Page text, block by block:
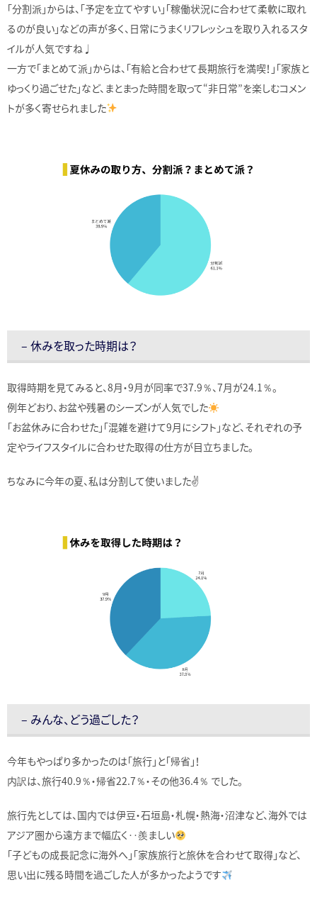
「分割派」からは、「予定を立てやすい」「稼働状況に合わせて柔軟に取れ
るのが良い」などの声が多く、日常にうまくリフレッシュを取り入れるスタ
イルが人気ですね♩
一方で「まとめて派」からは、「有給と合わせて長期旅行を満喫！」「家族と
ゆっくり過ごせた」など、まとまった時間を取って“非日常”を楽しむコメン
トが多く寄せられました
– 休みを取った時期は？
取得時期を見てみると、8月・9月が同率で37.9％、7月が24.1％。
例年どおり、お盆や残暑のシーズンが人気でした
「お盆休みに合わせた」「混雑を避けて9月にシフト」など、それぞれの予
定やライフスタイルに合わせた取得の仕方が目立ちました。
ちなみに今年の夏、私は分割して使いました✌️
– みんな、どう過ごした？
今年もやっぱり多かったのは「旅行」と「帰省」！
内訳は、旅行40.9％・帰省22.7％・その他36.4％ でした。
旅行先としては、国内では伊豆・石垣島・札幌・熱海・沼津など、海外では
アジア圏から遠方まで幅広く‥羨ましい
「子どもの成長記念に海外へ」「家族旅行と旅休を合わせて取得」など、
思い出に残る時間を過ごした人が多かったようです